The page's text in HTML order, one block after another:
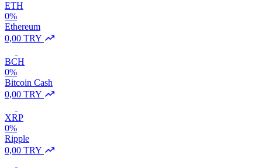
ETH
0%
Ethereum
0,00 TRY
BCH
0%
Bitcoin Cash
0,00 TRY
XRP
0%
Ripple
0,00 TRY